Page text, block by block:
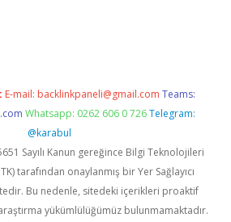
E-mail: backlinkpaneli@gmail.com Teams:
Whatsapp: 0262 606 0 726 Telegram:
@karabul
Sayılı Kanun gereğince Bilgi Teknolojileri
tarafından onaylanmış bir Yer Sağlayıcı
Bu nedenle, sitedeki içerikleri proaktif
yükümlülüğümüz bulunmamaktadır.